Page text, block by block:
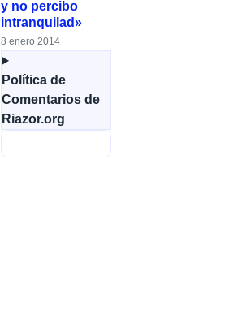
y no percibo
intranquilad»
8 enero 2014
Política de
Comentarios de
Riazor.org